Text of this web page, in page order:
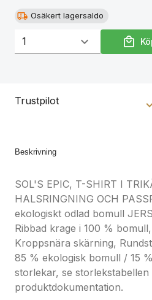
Osäkert lagersaldo
Trustpilot
Beskrivning
SOL'S EPIC, T-SHIRT I
HALSRINGNING OCH
ekologiskt odlad bomull
Ribbad krage i 100 %
Kroppsnära skärning,
85 % ekologisk bomull / 15
storlekar, se storlekstabellen
produktdokumentation.